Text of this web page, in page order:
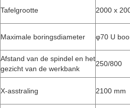
Tafelgrootte 2000 x
Maximale boringsdiameter φ70 U
Afstand van de spindel en het
gezicht van de werkbank
250/800
X-asstraling 2100 mm